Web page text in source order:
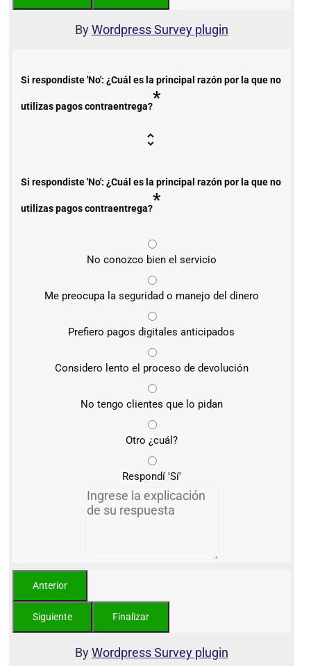
ByWordpress Survey plugin
Si respondiste 'No': ¿Cuál es la principal razón por la que no
utilizas pagos contraentrega?*
Si respondiste 'No': ¿Cuál es la principal razón por la que no
utilizas pagos contraentrega?*
No conozco bien el servicio
Me preocupa la seguridad o manejo del dinero
Prefiero pagos digitales anticipados
Considero lento el proceso de devolución
No tengo clientes que lo pidan
Otro ¿cuál?
Respondí 'Sí'
ByWordpress Survey plugin